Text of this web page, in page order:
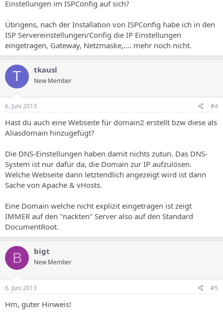
Einstellungen im ISPConfig auf sich?
Übrigens, nach der Installation von ISPConfig habe ich in den
ISP Servereinstellungen/Config die IP Einstellungen
eingetragen, Gateway, Netzmaske,.... mehr noch nicht.
T tkausl
New Member
6. Juni 2013 #4
Hast du auch eine Webseite für domain2 erstellt bzw diese als
Aliasdomain hinzugefügt?
Die DNS-Einstellungen haben damit nichts zutun. Das DNS-
System ist nur dafür da, die Domain zur IP aufzulösen.
Welche Webseite dann letztendlich angezeigt wird ist dann
Sache von Apache & vHosts.
Eine Domain welche nicht explizit eingetragen ist zeigt
IMMER auf den "nackten" Server also auf den Standard
DocumentRoot.
B bigt
New Member
6. Juni 2013 #5
Hm, guter Hinweis!